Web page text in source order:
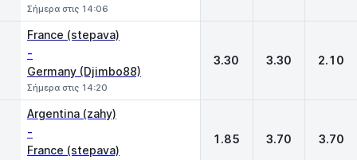
Σήμερα στις 14:06
France (stepava)
-
Germany (Djimbo88)
Σήμερα στις 14:20
3.30 3.30 2.10
Argentina (zahy)
-
France (stepava)
1.85 3.70 3.70